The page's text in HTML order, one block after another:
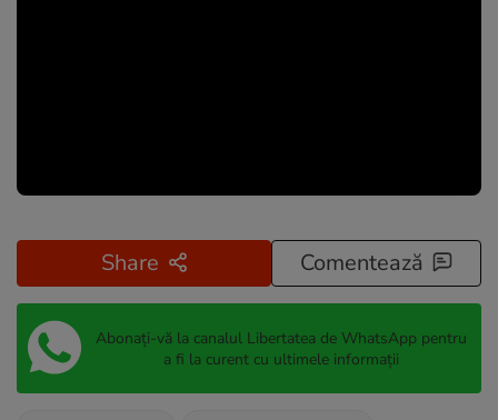
Share Comentează
Abonați-vă la canalul Libertatea de WhatsApp pentru
a fi la curent cu ultimele informații